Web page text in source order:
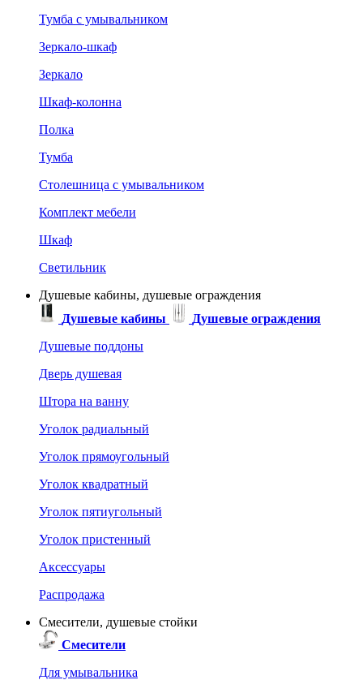
Тумба с умывальником
Зеркало-шкаф
Зеркало
Шкаф-колонна
Полка
Тумба
Столешница с умывальником
Комплект мебели
Шкаф
Светильник
Душевые кабины, душевые ограждения
Душевые кабины
Душевые ограждения
Душевые поддоны
Дверь душевая
Штора на ванну
Уголок радиальный
Уголок прямоугольный
Уголок квадратный
Уголок пятиугольный
Уголок пристенный
Аксессуары
Распродажа
Смесители, душевые стойки
Смесители
Для умывальника